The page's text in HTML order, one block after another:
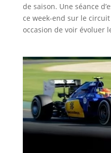
de saison. Une séance
ce week-end sur le
occasion de voir évoluer